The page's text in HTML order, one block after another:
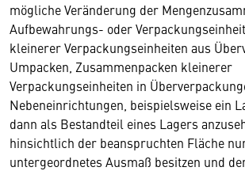
mögliche Veränderung der
Aufbewahrungs- oder
kleinerer Verpackungseinheiten aus
Umpacken, Zusammenpacken kleinerer
Verpackungseinheiten in
Nebeneinrichtungen, beispielsweise ein
dann als Bestandteil eines Lagers
hinsichtlich der beanspruchten Fläche
untergeordnetes Ausmaß besitzen und